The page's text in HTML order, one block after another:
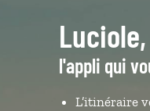
Luciole,
l'appli qui
L’itinéraire